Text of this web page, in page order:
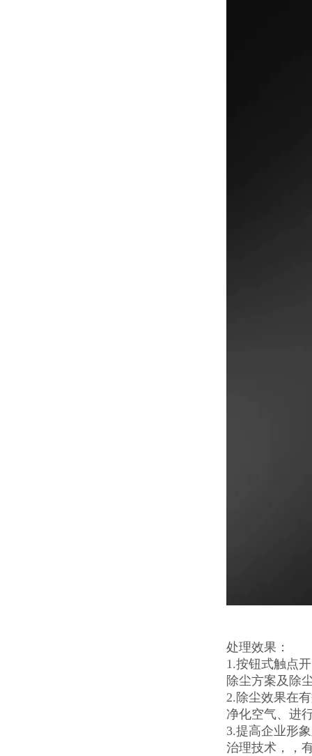
处理效果：
1.按钮式触点
除尘方案及除
2.除尘效果在
净化空气、进
3.提高企业形
治理技术，，